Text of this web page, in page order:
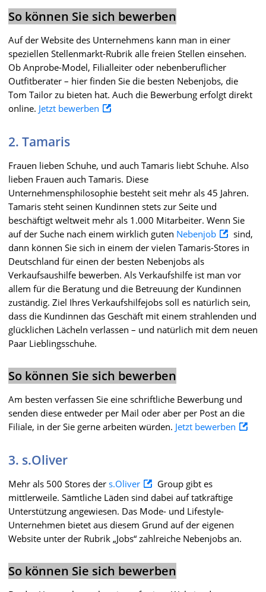
So können Sie sich bewerben
Auf der Website des Unternehmens kann man in einer
speziellen Stellenmarkt-Rubrik alle freien Stellen einsehen.
Ob Anprobe-Model, Filialleiter oder nebenberuflicher
Outfitberater – hier finden Sie die besten Nebenjobs, die
Tom Tailor zu bieten hat. Auch die Bewerbung erfolgt direkt
online. Jetzt bewerben
2. Tamaris
Frauen lieben Schuhe, und auch Tamaris liebt Schuhe. Also
lieben Frauen auch Tamaris. Diese
Unternehmensphilosophie besteht seit mehr als 45 Jahren.
Tamaris steht seinen Kundinnen stets zur Seite und
beschäftigt weltweit mehr als 1.000 Mitarbeiter. Wenn Sie
auf der Suche nach einem wirklich guten Nebenjob
sind,
dann können Sie sich in einem der vielen Tamaris-Stores in
Deutschland für einen der besten Nebenjobs als
Verkaufsaushilfe bewerben. Als Verkaufshilfe ist man vor
allem für die Beratung und die Betreuung der Kundinnen
zuständig. Ziel Ihres Verkaufshilfejobs soll es natürlich sein,
dass die Kundinnen das Geschäft mit einem strahlenden und
glücklichen Lächeln verlassen – und natürlich mit dem neuen
Paar Lieblingsschuhe.
So können Sie sich bewerben
Am besten verfassen Sie eine schriftliche Bewerbung und
senden diese entweder per Mail oder aber per Post an die
Filiale, in der Sie gerne arbeiten würden. Jetzt bewerben
3. s.Oliver
Mehr als 500 Stores der s.Oliver
Group gibt es
mittlerweile. Sämtliche Läden sind dabei auf tatkräftige
Unterstützung angewiesen. Das Mode- und Lifestyle-
Unternehmen bietet aus diesem Grund auf der eigenen
Website unter der Rubrik „Jobs“ zahlreiche Nebenjobs an.
So können Sie sich bewerben